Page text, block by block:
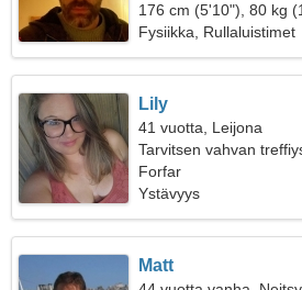
176 cm (5'10"), 80 kg
Fysiikka, Rullaluistimet
Lily
41 vuotta, Leijona
Tarvitsen vahvan
Forfar
Ystävyys
Matt